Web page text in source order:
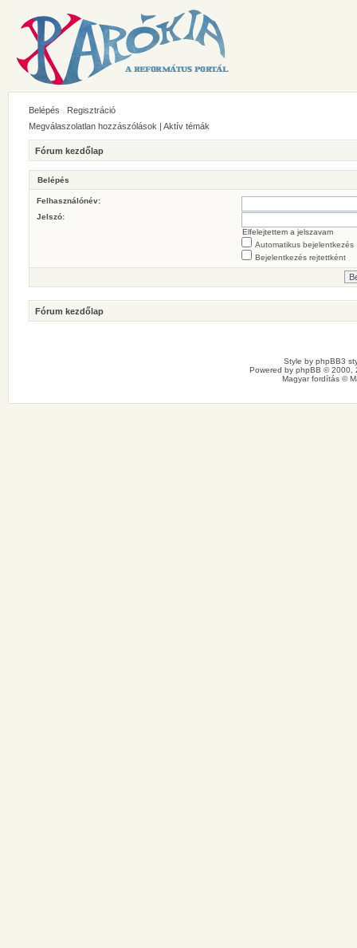
Belépés
Regisztráció
Megválaszolatlan hozzászólások | Aktív témák
Fórum kezdőlap
Belépés
Felhasználónév:
Jelszó:
Elfelejtettem a jelszavam
Automatikus bejelentkezés
Bejelentkezés rejtettként
Fórum kezdőlap
Style by phpBB3
Powered by phpBB © 2000,
Magyar fordítás ©